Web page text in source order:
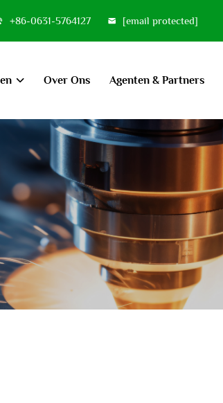
+86-0631-5764127 [email protected]
Over Ons Agenten & Partners